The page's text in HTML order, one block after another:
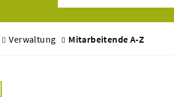
Verwaltung Mitarbeitende A-Z